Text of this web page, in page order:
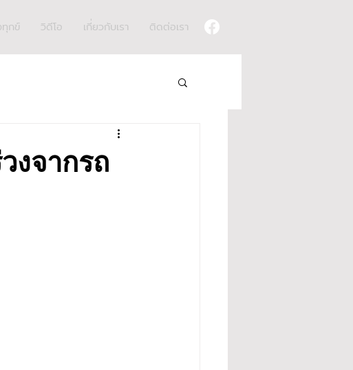
กข์ วิดีโอ เกี่ยวกับเรา ติดต่อเรา
งจากรถ